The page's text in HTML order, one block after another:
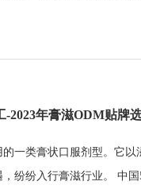
-2023年膏滋ODM贴牌
一类膏状口服剂型。它
纷纷入行膏滋行业。 中国